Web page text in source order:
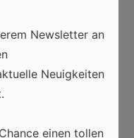
und
Newsletter an
Neuigkeiten
einen tollen